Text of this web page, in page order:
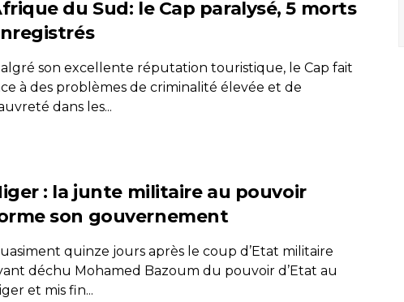
du Sud: le Cap paralysé, 5 morts
son excellente réputation touristique, le Cap fait
à des problèmes de criminalité élevée et de
dans les...
: la junte militaire au pouvoir
son gouvernement
quinze jours après le coup d’Etat militaire
déchu Mohamed Bazoum du pouvoir d’Etat au
et mis fin...